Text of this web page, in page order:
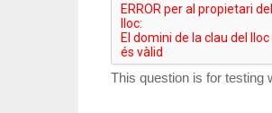
This question is for testing